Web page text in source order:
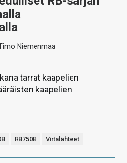
Niemenmaa
tarrat kaapelien
kaapelien
RB750B Virtalähteet